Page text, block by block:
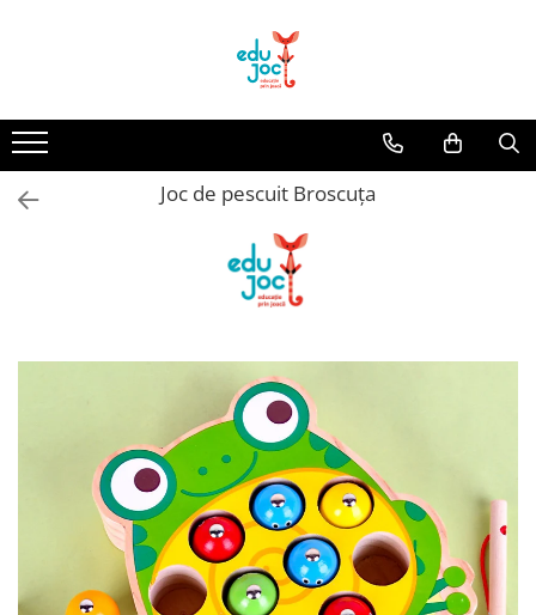
1-2 ani
3-4 ani
5-7 ani
Joc de pescuit Broscuța